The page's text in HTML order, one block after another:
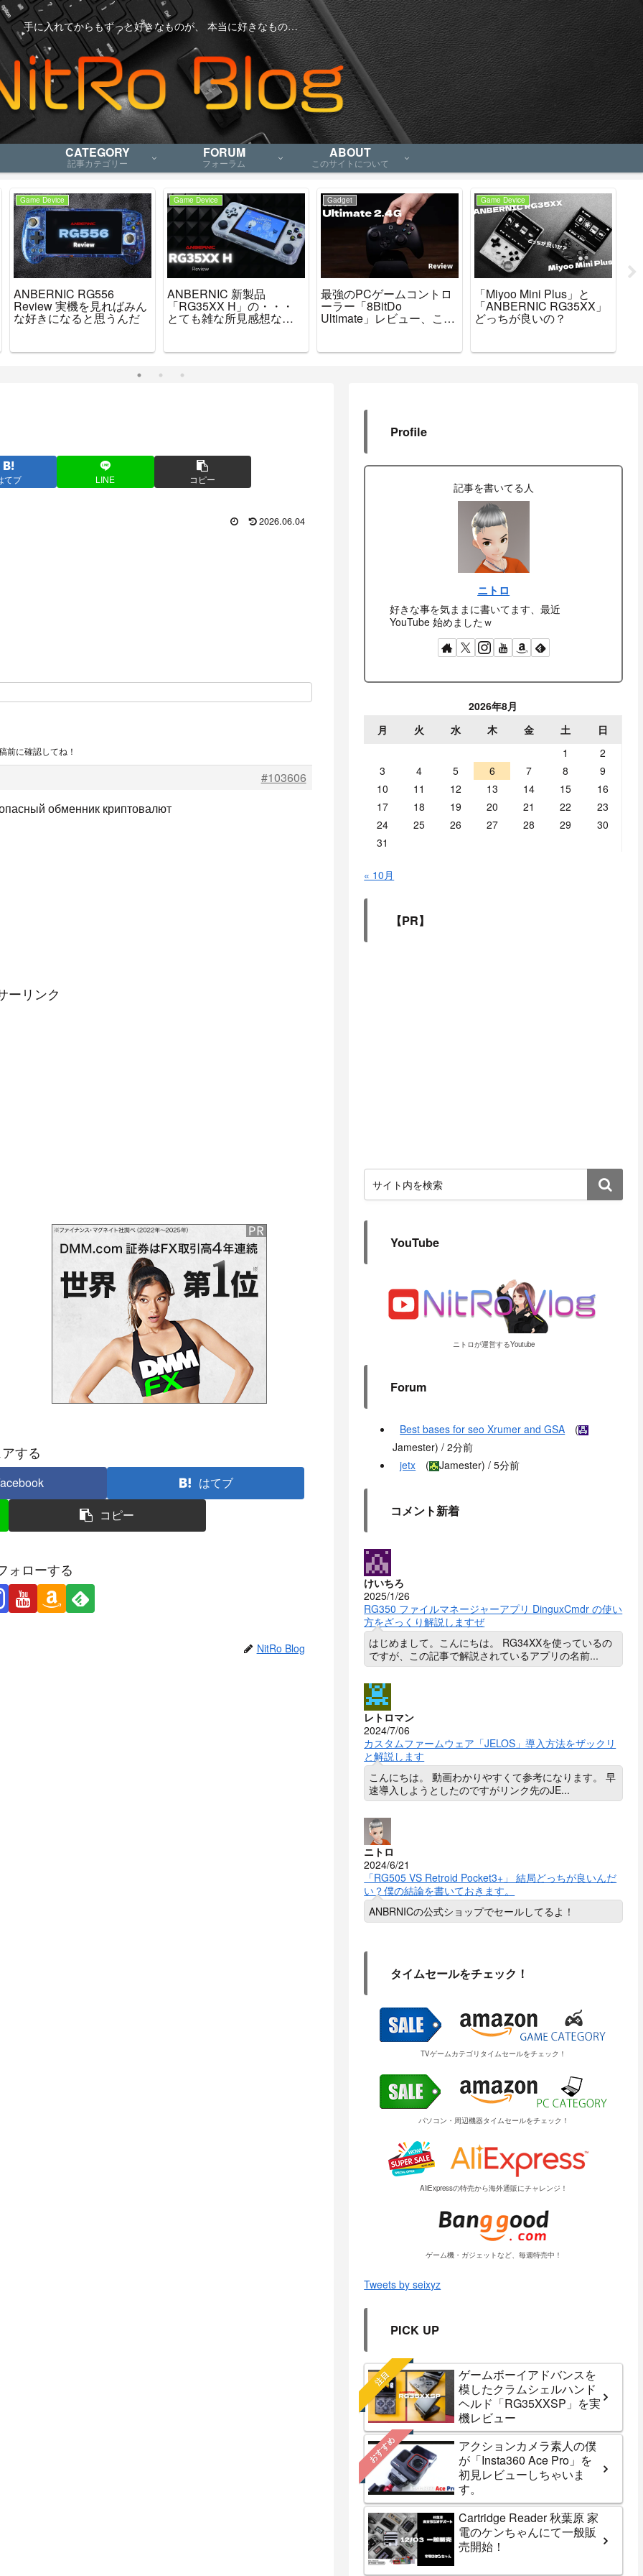
手に入れてからもずっと好きなものが、 本当に好きなもの…
CATEGORY
記事カテゴリー
FORUM
フォーラム
ABOUT
このサイトについて
Game Device
ANBERNIC RG556
Review 実機を見ればみん
な好きになると思うんだ
Game Device
ANBERNIC 新製品
「RG35XX H」の・・・
とても雑な所見感想など
Gadget
最強のPCゲームコントロ
ーラー「8BitDo
Ultimate」レビュー、これ
Game Device
「Miyoo Mini Plus」と
「ANBERNIC RG35XX」
どっちが良いの？
てブ LINE コピー
2026.06.04
前に確認してね！
#103606
обменник криптовалют
ーリンク
する
はてブ
コピー
ォローする
NitRo Blog
Profile
記事を書いてる人
ニトロ
好きな事を気ままに書いてます、最近
YouTube 始めましたｗ
2026年8月
月
火 水 木 金 土
日
1
2
3
4 5 6 7 8
9
10
11 12 13 14 15
16
17
18 19 20 21 22
23
24
25 26 27 28 29
30
31
« 10月
【PR】
YouTube
ニトロが運営するYoutube
Forum
Best bases for seo Xrumer and GSA
(
Jamester) /2分前
jetx
( Jamester) /5分前
コメント新着
けいちろ
2025/1/26
RG350 ファイルマネージャーアプリ DinguxCmdr の使い
方をざっくり解説しますぜ
はじめまして。こんにちは。 RG34XXを使っているの
ですが、この記事で解説されているアプリの名前...
レトロマン
2024/7/06
カスタムファームウェア「JELOS」導入方法をザックリ
と解説します
こんにちは。 動画わかりやすくて参考になります。 早
速導入しようとしたのですがリンク先のJE...
ニトロ
2024/6/21
「RG505 VS Retroid Pocket3+」 結局どっちが良いんだ
い？僕の結論を書いておきます。
ANBRNICの公式ショップでセールしてるよ！
タイムセールをチェック！
TVゲームカテゴリタイムセールをチェック！
パソコン・周辺機器タイムセールをチェック！
AliExpressの特売から海外通販にチャレンジ！
ゲーム機・ガジェットなど、毎週特売中！
Tweets by seixyz
PICK UP
注目
ゲームボーイアドバンスを
模したクラムシェルハンド
ヘルド「RG35XXSP」を実
機レビュー
おすすめ
アクションカメラ素人の僕
が「Insta360 Ace Pro」を
初見レビューしちゃいま
す。
Cartridge Reader 秋葉原 家
電のケンちゃんにて一般販
売開始！